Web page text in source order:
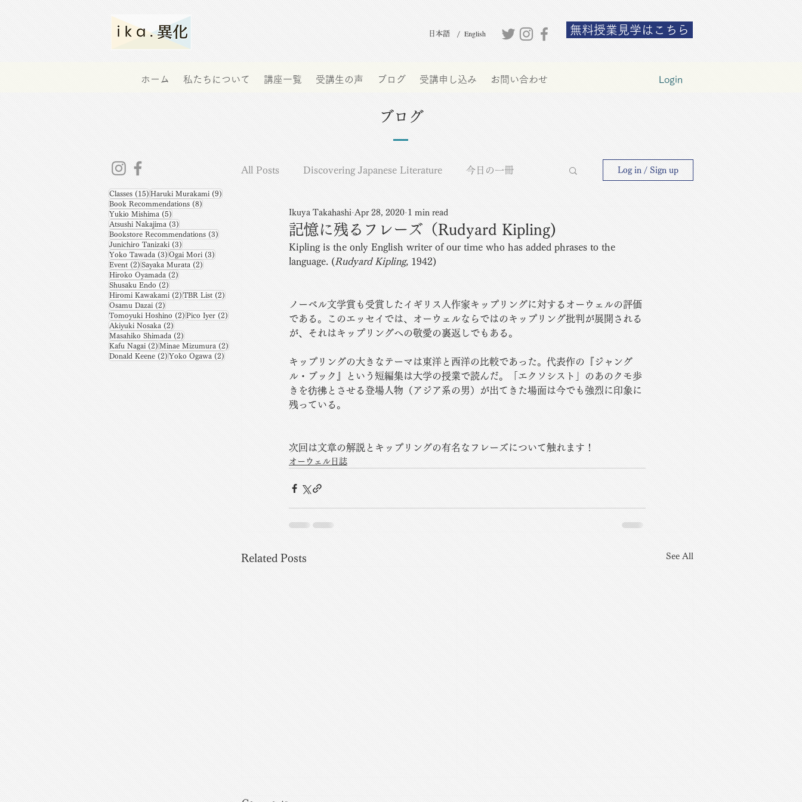
日本語 / English 無料授業見学はこちら
ホーム 私たちについて 講座一覧 受講生の声 ブログ 受講申し込み お問い合わせ Login
ブログ
Classes (15)15 posts
Haruki Murakami (9)9 posts
Book Recommendations (8)8 posts
Yukio Mishima (5)5 posts
Atsushi Nakajima (3)3 posts
Bookstore Recommendations (3)3 posts
Junichiro Tanizaki (3)3 posts
Yoko Tawada (3)3 posts
Ogai Mori (3)3 posts
Event (2)2 posts
Sayaka Murata (2)2 posts
Hiroko Oyamada (2)2 posts
Shusaku Endo (2)2 posts
Hiromi Kawakami (2)2 posts
TBR List (2)2 posts
Osamu Dazai (2)2 posts
Tomoyuki Hoshino (2)2 posts
Pico Iyer (2)2 posts
Akiyuki Nosaka (2)2 posts
Masahiko Shimada (2)2 posts
Kafu Nagai (2)2 posts
Minae Mizumura (2)2 posts
Donald Keene (2)2 posts
Yoko Ogawa (2)2 posts
All Posts Discovering Japanese Literature 今日の一冊
お知らせ オーウェル日誌 書を持って、語り合おう
Log in / Sign up
記憶に残るフレーズ（Rudyard Kipling)
Ikuya Takahashi Apr 28, 2020 1 min read
Kipling is the only English writer of our time who has added phrases to the
language. (Rudyard Kipling, 1942)
ノーベル文学賞も受賞したイギリス人作家キップリングに対するオーウェルの評価
である。このエッセイでは、オーウェルならではのキップリング批判が展開される
が、それはキップリングへの敬愛の裏返しでもある。
キップリングの大きなテーマは東洋と西洋の比較であった。代表作の『ジャング
ル・ブック』という短編集は大学の授業で読んだ。「エクソシスト」のあのクモ歩
きを彷彿とさせる登場人物（アジア系の男）が出てきた場面は今でも強烈に印象に
残っている。
次回は文章の解説とキップリングの有名なフレーズについて触れます！
オーウェル日誌
Related Posts See All